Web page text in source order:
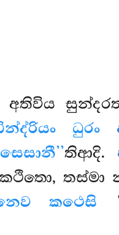
ධුරං
තිආදි.
කථෙසි